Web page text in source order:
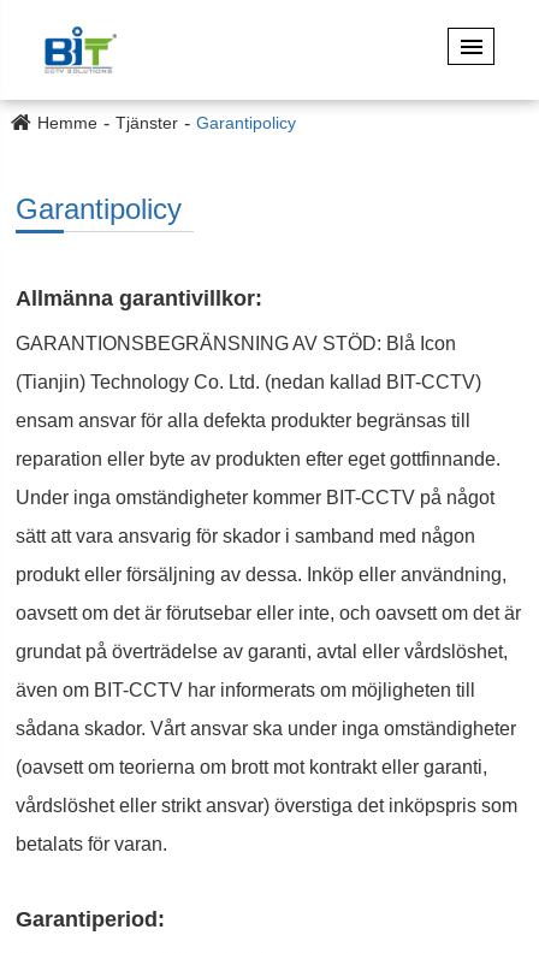
Hemme Tjänster Garantipolicy
Garantipolicy
Allmänna garantivillkor:
GARANTIONSBEGRÄNSNING AV STÖD: Blå Icon
(Tianjin) Technology Co. Ltd. (nedan kallad BIT-CCTV)
ensam ansvar för alla defekta produkter begränsas till
reparation eller byte av produkten efter eget gottfinnande.
Under inga omständigheter kommer BIT-CCTV på något
sätt att vara ansvarig för skador i samband med någon
produkt eller försäljning av dessa. Inköp eller användning,
oavsett om det är förutsebar eller inte, och oavsett om det är
grundat på överträdelse av garanti, avtal eller vårdslöshet,
även om BIT-CCTV har informerats om möjligheten till
sådana skador. Vårt ansvar ska under inga omständigheter
(oavsett om teorierna om brott mot kontrakt eller garanti,
vårdslöshet eller strikt ansvar) överstiga det inköpspris som
betalats för varan.
Garantiperiod: